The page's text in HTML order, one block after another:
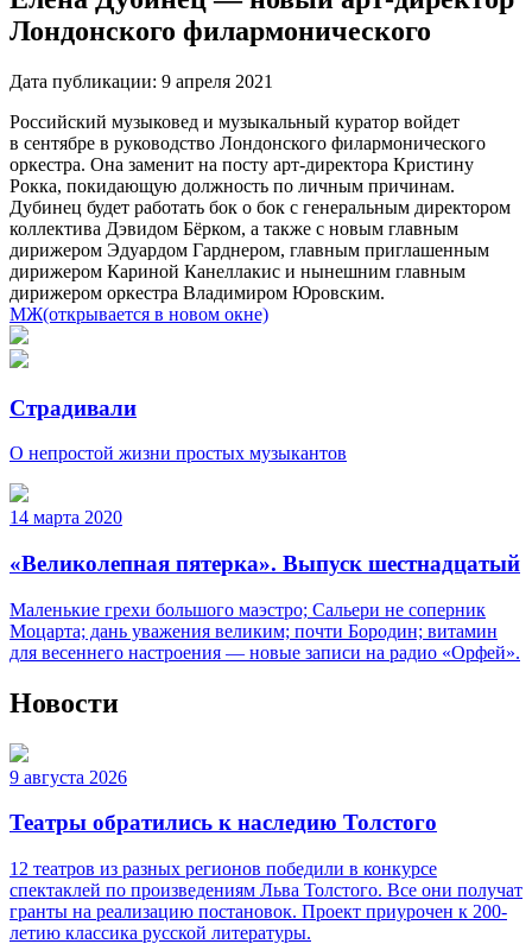
Лондонского филармонического
Дата публикации: 9 апреля 2021
Российский музыковед и музыкальный куратор войдет
в сентябре в руководство Лондонского филармонического
оркестра. Она заменит на посту арт-директора Кристину
Рокка, покидающую должность по личным причинам.
Дубинец будет работать бок о бок с генеральным директором
коллектива Дэвидом Бёрком, а также с новым главным
дирижером Эдуардом Гарднером, главным приглашенным
дирижером Кариной Канеллакис и нынешним главным
дирижером оркестра Владимиром Юровским.
МЖ(открывается в новом окне)
Страдивали
О непростой жизни простых музыкантов
14 марта 2020
«Великолепная пятерка». Выпуск шестнадцатый
Маленькие грехи большого маэстро; Сальери не соперник
Моцарта; дань уважения великим; почти Бородин; витамин
для весеннего настроения — новые записи на радио «Орфей».
Новости
9 августа 2026
Театры обратились к наследию Толстого
12 театров из разных регионов победили в конкурсе
спектаклей по произведениям Льва Толстого. Все они получат
гранты на реализацию постановок. Проект приурочен к 200-
летию классика русской литературы.